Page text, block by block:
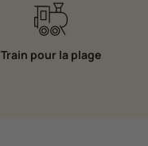
Train pour la plage